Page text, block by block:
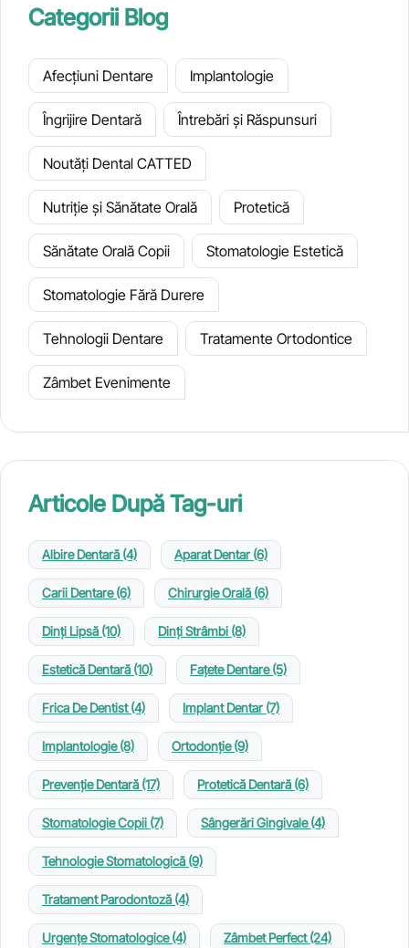
Categorii Blog
Afecțiuni Dentare Implantologie
Îngrijire Dentară Întrebări și Răspunsuri
Noutăți Dental CATTED
Nutriție și Sănătate Orală Protetică
Sănătate Orală Copii Stomatologie Estetică
Stomatologie Fără Durere
Tehnologii Dentare Tratamente Ortodontice
Zâmbet Evenimente
Articole După Tag-uri
Albire Dentară (4) Aparat Dentar(6)
Carii Dentare(6) Chirurgie Orală (6)
Dinți Lipsă (10) Dinți Strâmbi (8)
Estetică Dentară (10) Fațete Dentare(5)
Frica De Dentist(4) Implant Dentar(7)
Implantologie(8) Ortodonție(9)
Prevenție Dentară (17) Protetică Dentară (6)
Stomatologie Copii (7) Sângerări Gingivale(4)
Tehnologie Stomatologică (9)
Tratament Parodontoză (4)
Urgențe Stomatologice(4) Zâmbet Perfect(24)